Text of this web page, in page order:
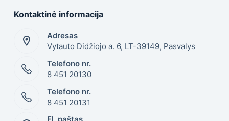
Kontaktinė informacija
Adresas
Vytauto Didžiojo a. 6, LT-39149, Pasvalys
Telefono nr.
8 451 20130
Telefono nr.
8 451 20131